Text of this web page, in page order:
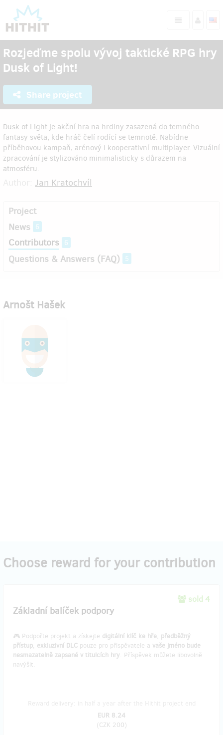
Rozjeďme spolu vývoj taktické RPG hry
Dusk of Light!
Share project
Dusk of Light je akční hra na hrdiny zasazená do temného
fantasy světa, kde hráč čelí rodící se temnotě. Nabídne
příběhovou kampaň, arénový i kooperativní multiplayer. Vizuální
zpracování je stylizováno minimalisticky s důrazem na
atmosféru.
Jan Kratochvíl
Project
News
6
Contributors 6
Questions & Answers (FAQ) 5
Arnošt Hašek
Choose reward for your contribution
sold 4
Základní balíček podpory
🎮 Podpořte projekt a získejte digitální klíč ke hře, předběžný
přístup, exkluzivní DLC pouze pro přispěvatele a vaše jméno bude
nesmazatelně zapsané v titulcích hry. Příspěvek můžete libovolně
navýšit.
EUR 8.24
(CZK 200)